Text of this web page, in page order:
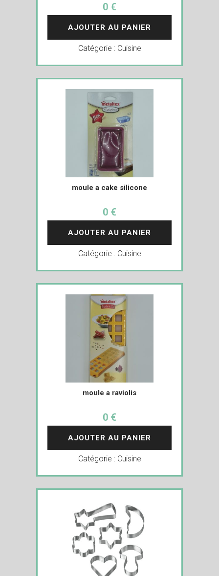
0 €
AJOUTER AU PANIER
Catégorie : Cuisine
moule a cake silicone
0 €
AJOUTER AU PANIER
Catégorie : Cuisine
moule a raviolis
0 €
AJOUTER AU PANIER
Catégorie : Cuisine